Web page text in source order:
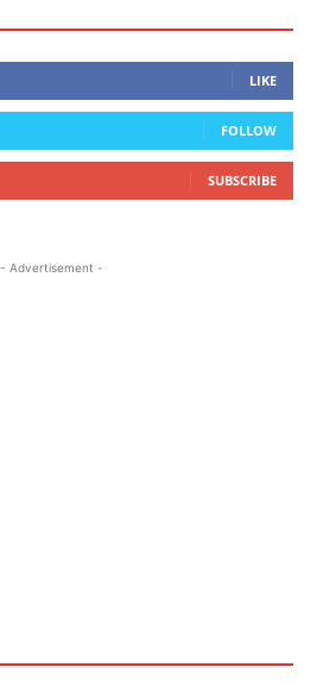
LIKE
FOLLOW
SUBSCRIBE
- Advertisement -